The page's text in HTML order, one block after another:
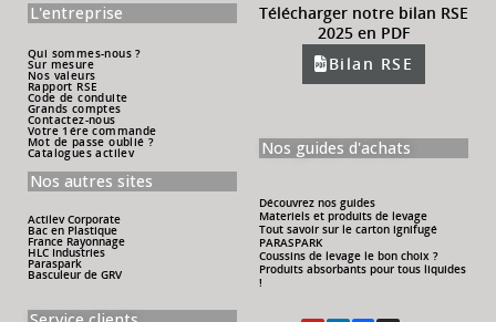
L'entreprise
Qui sommes-nous ?
Sur mesure
Nos valeurs
Rapport RSE
Code de conduite
Grands comptes
Contactez-nous
Votre 1ére commande
Mot de passe oublié ?
Catalogues actilev
Télécharger notre bilan RSE
2025 en PDF
Bilan RSE
Nos autres sites
Actilev Corporate
Bac en Plastique
France Rayonnage
HLC Industries
Paraspark
Basculeur de GRV
Nos guides d'achats
Découvrez nos guides
Materiels et produits de levage
Tout savoir sur le carton ignifugé
PARASPARK
Coussins de levage le bon choix ?
Produits absorbants pour tous liquides
!